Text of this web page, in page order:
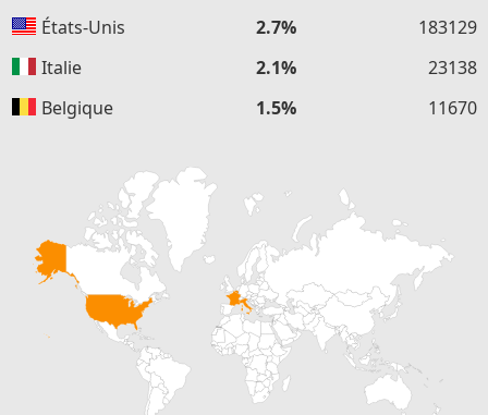
États-Unis
2.7%
183129
Italie
2.1%
23138
Belgique
1.5% 11670